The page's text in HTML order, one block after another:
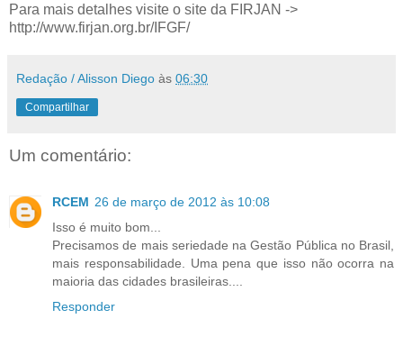
Para mais detalhes visite o site da FIRJAN ->
http://www.firjan.org.br/IFGF/
Redação / Alisson Diego às 06:30
Compartilhar
Um comentário:
RCEM 26 de março de 2012 às 10:08
Isso é muito bom...
Precisamos de mais seriedade na Gestão Pública no Brasil,
mais responsabilidade. Uma pena que isso não ocorra na
maioria das cidades brasileiras....
Responder